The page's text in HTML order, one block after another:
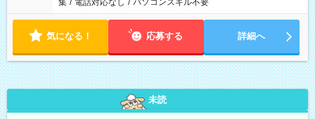
集 / 電話対応なし / パソコンスキル不要
気になる！ 応募する 詳細へ
未読